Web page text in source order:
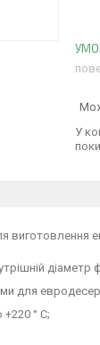
У
виготовлення
для
° C;